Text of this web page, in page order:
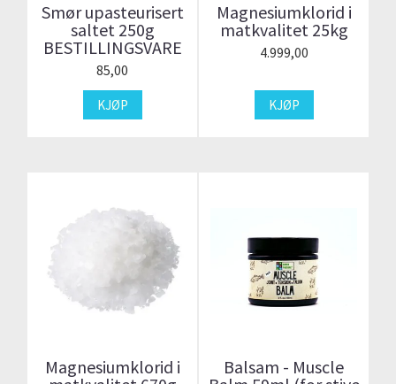
Smør upasteurisert
saltet 250g
BESTILLINGSVARE
85,00
KJØP
Magnesiumklorid i
matkvalitet 25kg
4.999,00
KJØP
Magnesiumklorid i
Balsam - Muscle